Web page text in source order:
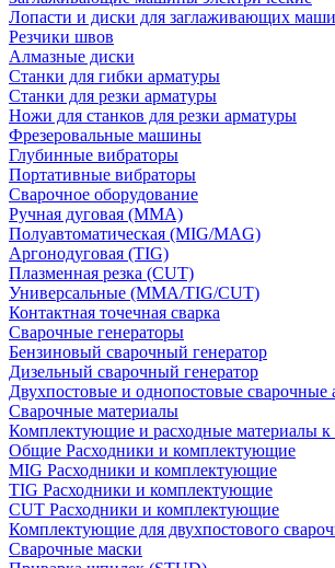
Лопасти и диски для заглаживающих
Резчики швов
Алмазные диски
Станки для гибки арматуры
Станки для резки арматуры
Ножи для станков для резки арматуры
Фрезеровальные машины
Глубинные вибраторы
Портативные вибраторы
Сварочное оборудование
Ручная дуговая (MMA)
Полуавтоматическая (MIG/MAG)
Аргонодуговая (TIG)
Плазменная резка (CUT)
Универсальные (MMA/TIG/CUT)
Контактная точечная сварка
Сварочные генераторы
Бензиновый сварочный генератор
Дизельный сварочный генератор
Двухпостовые и однопостовые сварочные
Сварочные материалы
Комплектующие и расходные материалы к
Общие Расходники и комплектующие
MIG Расходники и комплектующие
TIG Расходники и комплектующие
CUT Расходники и комплектующие
Комплектующие для двухпостового
Сварочные маски